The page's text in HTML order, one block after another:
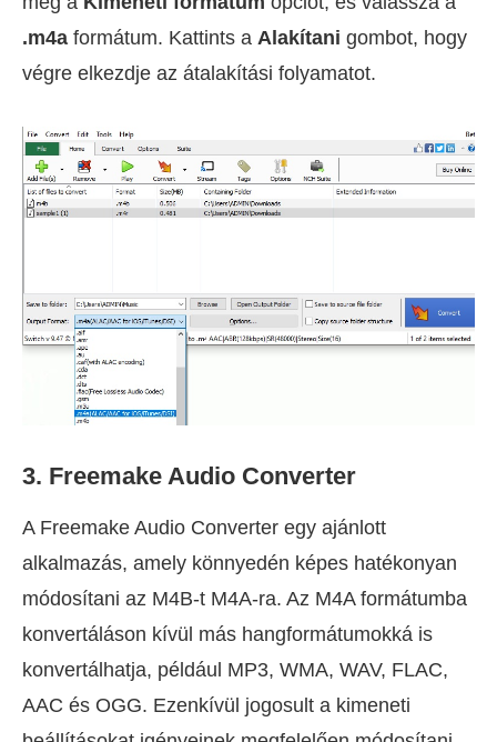
.m4a formátum. Kattints a Alakítani gombot, hogy
végre elkezdje az átalakítási folyamatot.
3. Freemake Audio Converter
A Freemake Audio Converter egy ajánlott
alkalmazás, amely könnyedén képes hatékonyan
módosítani az M4B-t M4A-ra. Az M4A formátumba
konvertáláson kívül más hangformátumokká is
konvertálhatja, például MP3, WMA, WAV, FLAC,
AAC és OGG. Ezenkívül jogosult a kimeneti